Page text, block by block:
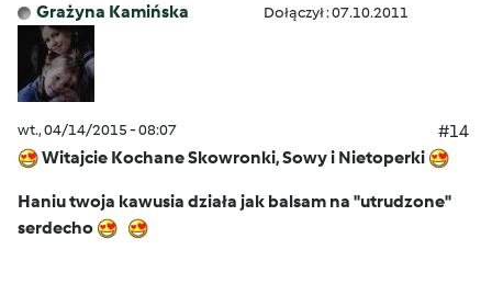
Grażyna Kamińska Dołączył : 07.10.2011
wt., 04/14/2015 - 08:07
#14
Witajcie Kochane Skowronki, Sowy i Nietoperki
Haniu twoja kawusia działa jak balsam na "utrudzone"
serdecho